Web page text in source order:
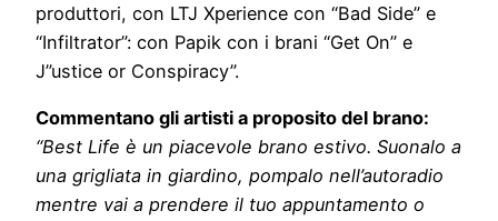
produttori, con LTJ Xperience con “Bad Side” e
“Infiltrator”: con Papik con i brani “Get On” e
J”ustice or Conspiracy”.
Commentano gli artisti a proposito del brano:
“Best Life è un piacevole brano estivo. Suonalo a
una grigliata in giardino, pompalo nell’autoradio
mentre vai a prendere il tuo appuntamento o